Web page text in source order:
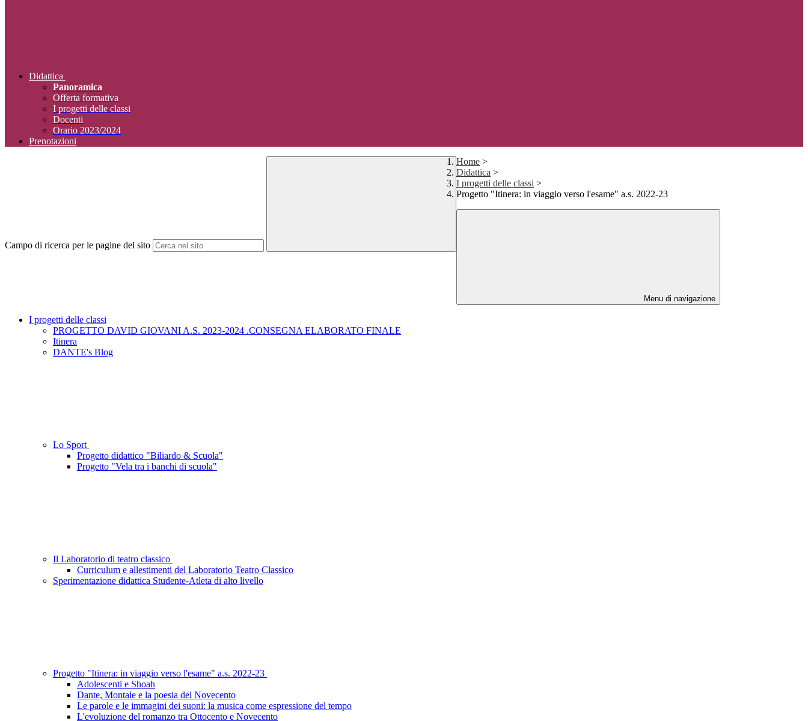
Didattica
Panoramica
Offerta formativa
I progetti delle classi
Docenti
Orario 2023/2024
Prenotazioni
Campo di ricerca per le pagine del sito
Home >
Didattica >
I progetti delle classi >
Progetto "Itinera: in viaggio verso l'esame" a.s. 2022-23
Menu di navigazione
I progetti delle classi
PROGETTO DAVID GIOVANI A.S. 2023-2024 .CONSEGNA ELABORATO FINALE
Itinera
DANTE's Blog
Lo Sport
Progetto didattico "Biliardo & Scuola"
Progetto "Vela tra i banchi di scuola"
Il Laboratorio di teatro classico
Curriculum e allestimenti del Laboratorio Teatro Classico
Sperimentazione didattica Studente-Atleta di alto livello
Progetto "Itinera: in viaggio verso l'esame" a.s. 2022-23
Adolescenti e Shoah
Dante, Montale e la poesia del Novecento
Le parole e le immagini dei suoni: la musica come espressione del tempo
L'evoluzione del romanzo tra Ottocento e Novecento